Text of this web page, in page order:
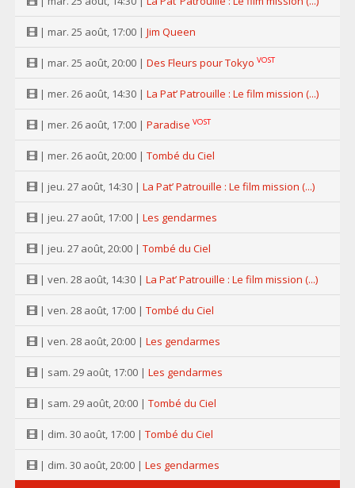
| mar. 25 août, 17:00 | Jim Queen
| mar. 25 août, 20:00 | Des Fleurs pour Tokyo VOST
| mer. 26 août, 14:30 | La Pat’ Patrouille : Le film mission (...)
| mer. 26 août, 17:00 | Paradise VOST
| mer. 26 août, 20:00 | Tombé du Ciel
| jeu. 27 août, 14:30 | La Pat’ Patrouille : Le film mission (...)
| jeu. 27 août, 17:00 | Les gendarmes
| jeu. 27 août, 20:00 | Tombé du Ciel
| ven. 28 août, 14:30 | La Pat’ Patrouille : Le film mission (...)
| ven. 28 août, 17:00 | Tombé du Ciel
| ven. 28 août, 20:00 | Les gendarmes
| sam. 29 août, 17:00 | Les gendarmes
| sam. 29 août, 20:00 | Tombé du Ciel
| dim. 30 août, 17:00 | Tombé du Ciel
| dim. 30 août, 20:00 | Les gendarmes